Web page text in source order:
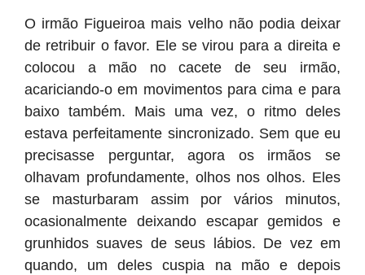
O irmão Figueiroa mais velho não podia deixar
de retribuir o favor. Ele se virou para a direita e
colocou a mão no cacete de seu irmão,
acariciando-o em movimentos para cima e para
baixo também. Mais uma vez, o ritmo deles
estava perfeitamente sincronizado. Sem que eu
precisasse perguntar, agora os irmãos se
olhavam profundamente, olhos nos olhos. Eles
se masturbaram assim por vários minutos,
ocasionalmente deixando escapar gemidos e
grunhidos suaves de seus lábios. De vez em
quando, um deles cuspia na mão e depois